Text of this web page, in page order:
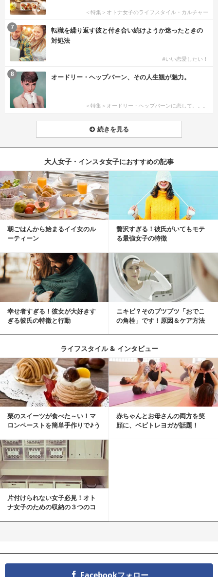
＜特集＞オトナ女子のライフスタイル・カルチャー
転職を繰り返す彼と付き合い続けようか迷ったときの
対処法
#いい恋愛したい！
7
オードリー・ヘップバーン、その人生観が魅力。
＜特集＞オードリー・ヘップバーンに恋して。。。
8
続きを見る
大人女子・インスタ女子におすすめの記事
朝ごはんから始まるイイ女のル
ーティーン
贅沢すぎる！彼氏がいてもモテ
る最強女子の特徴
幸せ者すぎる！彼女が大好きす
ぎる彼氏の特徴と行動
ニキビ？そのブツブツ「おでこ
の角栓」です！原因＆ケア方法
ライフスタイル & インタビュー
栗のスイーツが食べた～い！マ
ロンペーストを簡単手作りで♪う
赤ちゃんとお母さんの両方を笑
顔に、ベビトレヨガが話題！
片付けられない女子必見！オト
ナ女子のための収納の３つのコ